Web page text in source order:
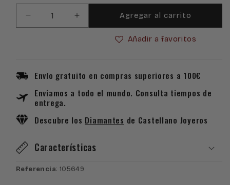
Reducir
cantidad
StarWalker
105649
Aumentar
cantidad
StarWalker
105649
Agregar al carrito
Añadir a favoritos
Envío gratuito en compras superiores a 100€
Enviamos a todo el mundo. Consulta tiempos de
entrega.
Descubre los Diamantes de Castellano Joyeros
Características
Referencia: 105649